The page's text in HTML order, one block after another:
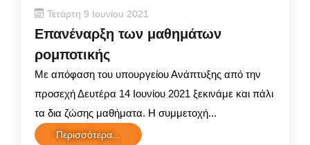
Τετάρτη 9 Ιουνίου 2021
Επανέναρξη των μαθημάτων
ρομποτικής
Με απόφαση του υπουργείου Ανάπτυξης από την
προσεχή Δευτέρα 14 Ιουνίου 2021 ξεκινάμε και πάλι
τα δια ζώσης μαθήματα. Η συμμετοχή...
Περισσότερα...